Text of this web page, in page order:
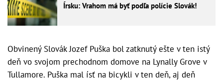
Írsku: Vrahom má byť podľa polície Slovák!
Obvinený Slovák Jozef Puška bol zatknutý ešte v ten istý
deň vo svojom prechodnom domove na Lynally Grove v
Tullamore. Puška mal ísť na bicykli v ten deň, aj deň